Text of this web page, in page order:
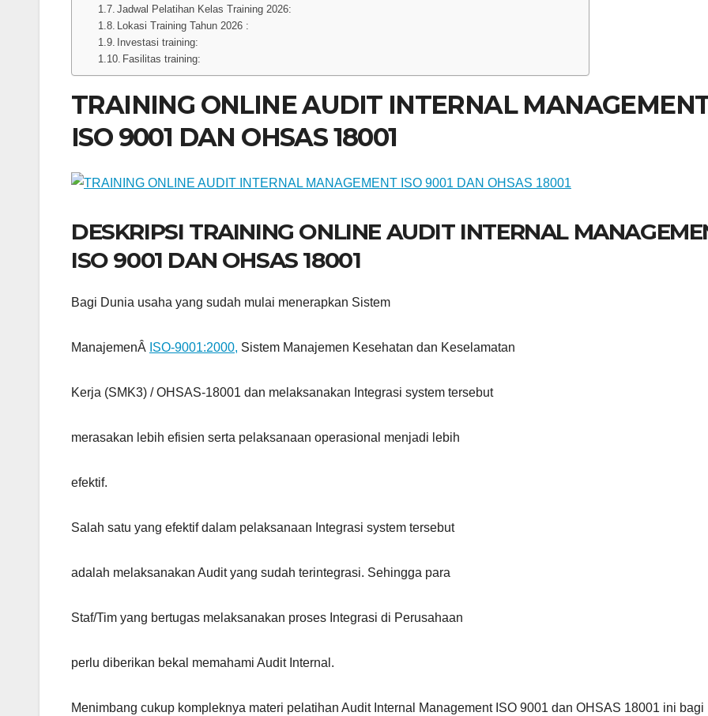
Jadwal Pelatihan Kelas Training 2026:
Lokasi Training Tahun 2026 :
Investasi training:
Fasilitas training:
TRAINING ONLINE AUDIT INTERNAL
ISO 9001 DAN OHSAS 18001
DESKRIPSI TRAINING ONLINE AUDIT INTERNAL
ISO 9001 DAN OHSAS 18001
Bagi Dunia usaha yang sudah mulai menerapkan Sistem
ManajemenÂ ISO-9001:2000, Sistem Manajemen Kesehatan dan Keselamatan
Kerja (SMK3) / OHSAS-18001 dan melaksanakan Integrasi system tersebut
merasakan lebih efisien serta pelaksanaan operasional menjadi lebih
efektif.
Salah satu yang efektif dalam pelaksanaan Integrasi system tersebut
adalah melaksanakan Audit yang sudah terintegrasi. Sehingga para
Staf/Tim yang bertugas melaksanakan proses Integrasi di Perusahaan
perlu diberikan bekal memahami Audit Internal.
Menimbang cukup kompleknya materi pelatihan Audit Internal Management ISO 9001 dan OHSAS 18001 ini bagi